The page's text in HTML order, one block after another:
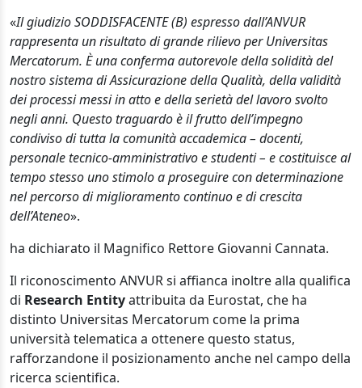
«Il giudizio SODDISFACENTE (B) espresso dall’ANVUR
rappresenta un risultato di grande rilievo per Universitas
Mercatorum. È una conferma autorevole della solidità del
nostro sistema di Assicurazione della Qualità, della validità
dei processi messi in atto e della serietà del lavoro svolto
negli anni. Questo traguardo è il frutto dell’impegno
condiviso di tutta la comunità accademica – docenti,
personale tecnico-amministrativo e studenti – e costituisce al
tempo stesso uno stimolo a proseguire con determinazione
nel percorso di miglioramento continuo e di crescita
dell’Ateneo».
ha dichiarato il Magnifico Rettore Giovanni Cannata.
Il riconoscimento ANVUR si affianca inoltre alla qualifica
di Research Entityattribuita da Eurostat, che ha
distinto Universitas Mercatorum come la prima
università telematica a ottenere questo status,
rafforzandone il posizionamento anche nel campo della
ricerca scientifica.